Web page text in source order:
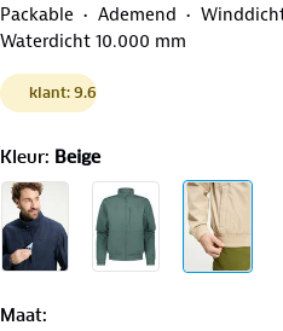
Packable Ademend
Waterdicht 10.000 mm
klant: 9.6
Kleur: Beige
Maat: